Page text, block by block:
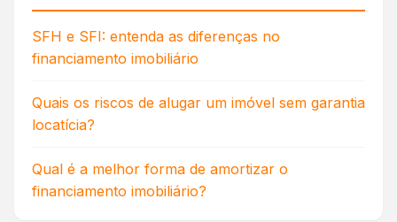
SFH e SFI: entenda as diferenças no
financiamento imobiliário
Quais os riscos de alugar um imóvel sem garantia
locatícia?
Qual é a melhor forma de amortizar o
financiamento imobiliário?